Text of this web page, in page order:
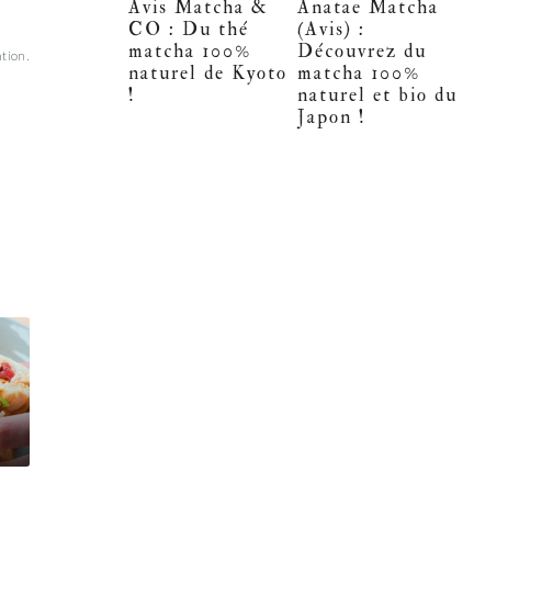
Avis Matcha &
CO : Du thé
matcha 100%
naturel de Kyoto
!
Anatae Matcha
(Avis) :
Découvrez du
matcha 100%
naturel et bio du
Japon !